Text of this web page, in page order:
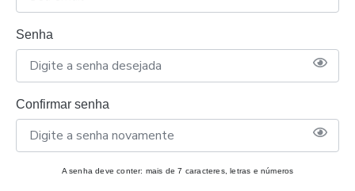
Senha
Confirmar senha
A senha deve conter: mais de 7 caracteres, letras e números